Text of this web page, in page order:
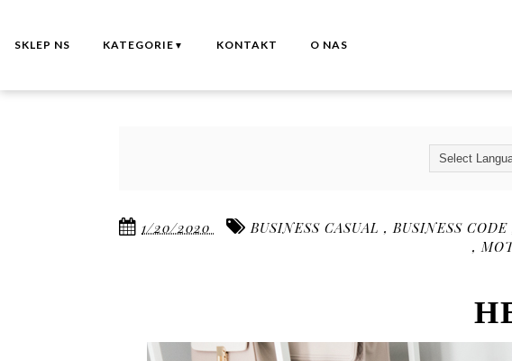
SKLEP NS KATEGORIE ▼ KONTAKT O NAS
1/20/2020 BUSINESS CASUAL ,BUSINESS CODE
,